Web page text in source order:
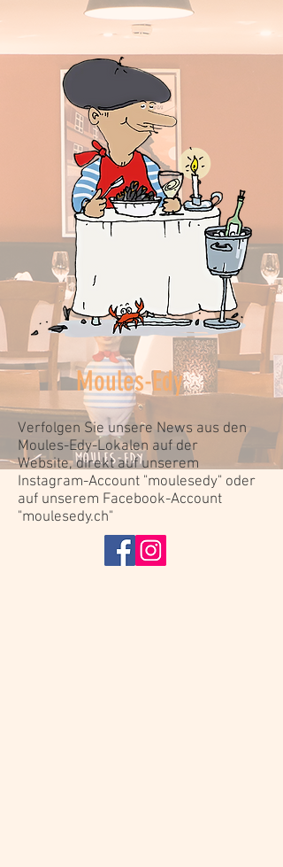
Moules-Edy
Verfolgen Sie unsere News aus den
Moules-Edy-Lokalen auf der
Website, direkt auf unserem
Instagram-Account "moulesedy" oder
auf unserem Facebook-Account
"moulesedy.ch"